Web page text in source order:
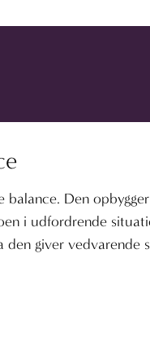
Den
i udfordrende
giver vedvarende